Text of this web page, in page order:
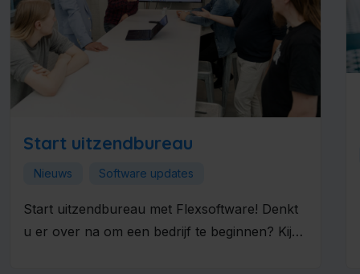
Start uitzendbureau
Nieuws Software updates
Start uitzendbureau met Flexsoftware! Denkt
u er over na om een bedrijf te beginnen? Kijk